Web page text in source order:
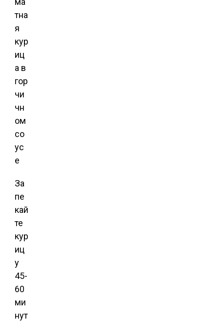
За
пе
кай
те
кур
иц
у
45-
60
ми
нут